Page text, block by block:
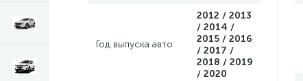
Год выпуска авто
2012 / 2013
/ 2014 /
2015 / 2016
/ 2017 /
2018 / 2019
/ 2020